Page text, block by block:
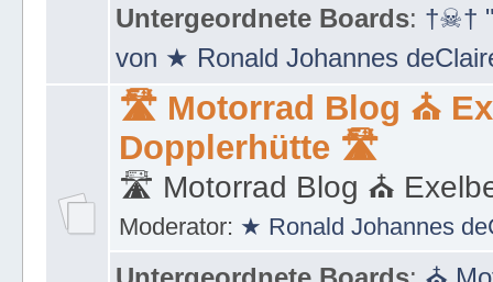
Untergeordnete Boards: †☠†
von ★ Ronald Johannes
🛣 Motorrad Blog ⛪
Dopplerhütte 🛣
🛣 Motorrad Blog ⛪
Moderator: ★ Ronald Johannes